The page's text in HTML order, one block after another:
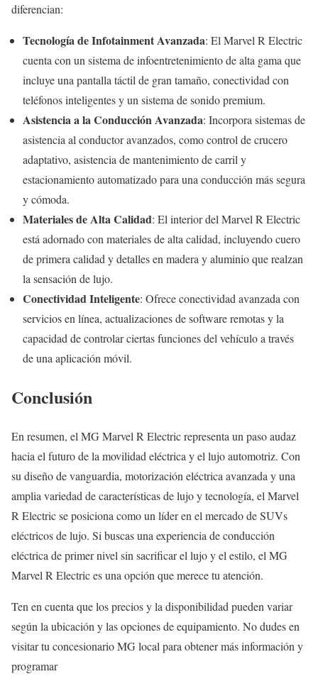
diferencian:
Tecnología de Infotainment Avanzada: El Marvel R Electric
cuenta con un sistema de infoentretenimiento de alta gama que
incluye una pantalla táctil de gran tamaño, conectividad con
teléfonos inteligentes y un sistema de sonido premium.
Asistencia a la Conducción Avanzada: Incorpora sistemas de
asistencia al conductor avanzados, como control de crucero
adaptativo, asistencia de mantenimiento de carril y
estacionamiento automatizado para una conducción más segura
y cómoda.
Materiales de Alta Calidad: El interior del Marvel R Electric
está adornado con materiales de alta calidad, incluyendo cuero
de primera calidad y detalles en madera y aluminio que realzan
la sensación de lujo.
Conectividad Inteligente: Ofrece conectividad avanzada con
servicios en línea, actualizaciones de software remotas y la
capacidad de controlar ciertas funciones del vehículo a través
de una aplicación móvil.
Conclusión
En resumen, el MG Marvel R Electric representa un paso audaz
hacia el futuro de la movilidad eléctrica y el lujo automotriz. Con
su diseño de vanguardia, motorización eléctrica avanzada y una
amplia variedad de características de lujo y tecnología, el Marvel
R Electric se posiciona como un líder en el mercado de SUVs
eléctricos de lujo. Si buscas una experiencia de conducción
eléctrica de primer nivel sin sacrificar el lujo y el estilo, el MG
Marvel R Electric es una opción que merece tu atención.
Ten en cuenta que los precios y la disponibilidad pueden variar
según la ubicación y las opciones de equipamiento. No dudes en
visitar tu concesionario MG local para obtener más información y
programar